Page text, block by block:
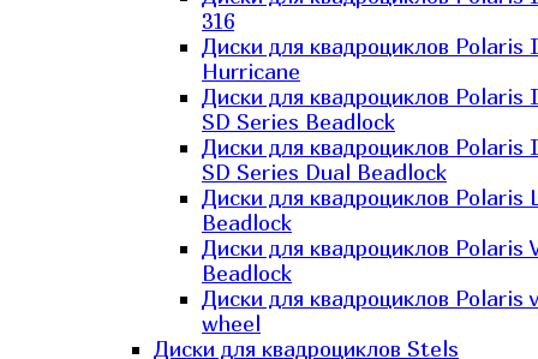
316
Диски для квадроциклов Polaris
Hurricane
Диски для квадроциклов Polaris
SD Series Beadlock
Диски для квадроциклов Polaris
SD Series Dual Beadlock
Диски для квадроциклов Polaris
Beadlock
Диски для квадроциклов Polaris
Beadlock
Диски для квадроциклов Polaris
wheel
Диски для квадроциклов Stels